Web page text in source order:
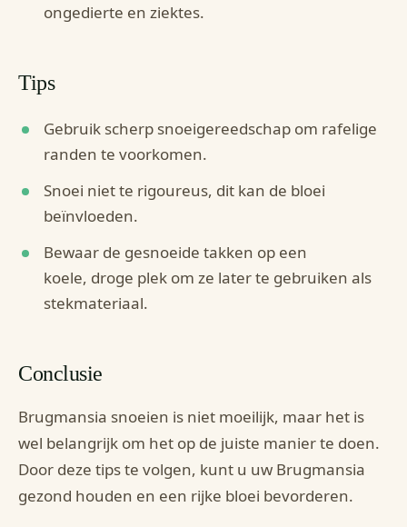
ongedierte en ziektes.
Tips
Gebruik scherp snoeigereedschap om rafelige
randen te voorkomen.
Snoei niet te rigoureus, dit kan de bloei
beïnvloeden.
Bewaar de gesnoeide takken op een
koele, droge plek om ze later te gebruiken als
stekmateriaal.
Conclusie
Brugmansia snoeien is niet moeilijk, maar het is
wel belangrijk om het op de juiste manier te doen.
Door deze tips te volgen, kunt u uw Brugmansia
gezond houden en een rijke bloei bevorderen.